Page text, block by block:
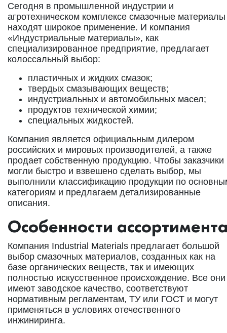
Сегодня в промышленной индустрии и
агротехническом комплексе смазочные материалы
находят широкое применение. И компания
«Индустриальные материалы», как
специализированное предприятие, предлагает
колоссальный выбор:
пластичных и жидких смазок;
твердых смазывающих веществ;
индустриальных и автомобильных масел;
продуктов технической химии;
специальных жидкостей.
Компания является официальным дилером
российских и мировых производителей, а также
продает собственную продукцию. Чтобы заказчики
могли быстро и взвешено сделать выбор, мы
выполнили классификацию продукции по
категориям и предлагаем детализированные
описания.
Особенности
Компания Industrial Materials предлагает большой
выбор смазочных материалов, созданных как на
базе органических веществ, так и имеющих
полностью искусственное происхождение. Все они
имеют заводское качество, соответствуют
нормативным регламентам, ТУ или ГОСТ и могут
применяться в условиях отечественного
инжиниринга.